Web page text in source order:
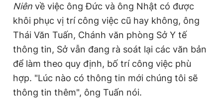
Niên về việc ông Đức và ông Nhật có được
khôi phục vị trí công việc cũ hay không, ông
Thái Văn Tuấn, Chánh văn phòng Sở Y tế
thông tin, Sở vẫn đang rà soát lại các văn bản
để làm theo quy định, bố trí công việc phù
hợp. "Lúc nào có thông tin mới chúng tôi sẽ
thông tin thêm", ông Tuấn nói.